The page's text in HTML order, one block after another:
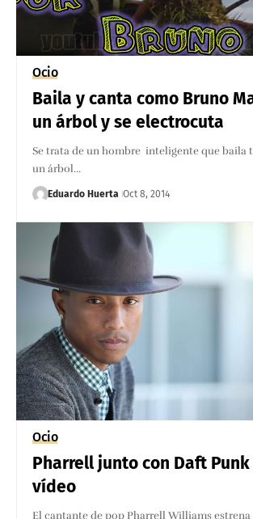
Ocio
Baila y canta como Bruno
un árbol y se electrocuta
Se trata de un hombre inteligente que baila
un árbol…
Eduardo Huerta Oct 8, 2014
Ocio
Pharrell junto con Daft
vídeo
El cantante de pop Pharrell Williams